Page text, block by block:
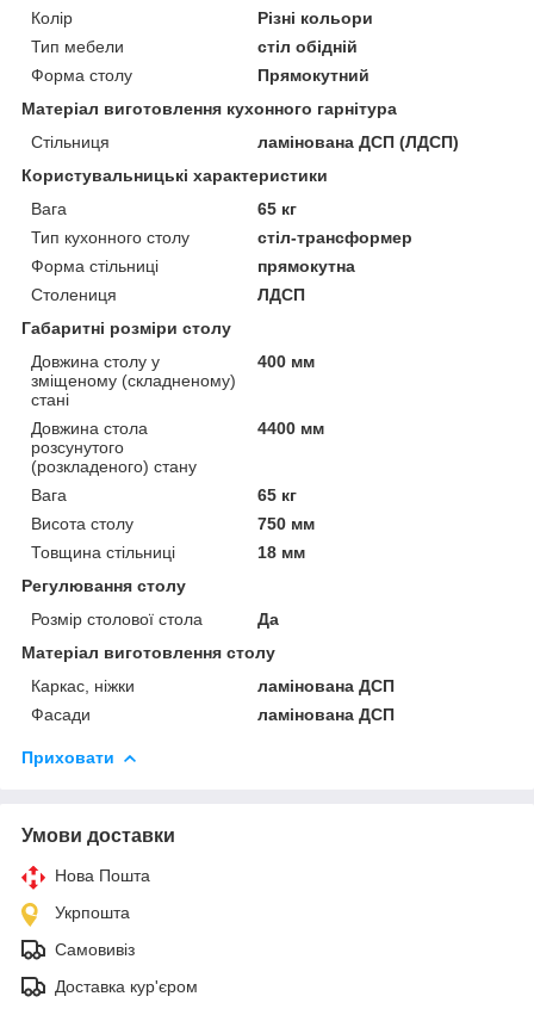
Колір
Різні кольори
Тип мебели
стіл обідній
Форма столу
Прямокутний
Матеріал виготовлення кухонного гарнітура
Стільниця
ламінована ДСП (ЛДСП)
Користувальницькі характеристики
Вага
65 кг
Тип кухонного столу
стіл-трансформер
Форма стільниці
прямокутна
Столениця
ЛДСП
Габаритні розміри столу
Довжина столу у
зміщеному (складненому)
стані
400 мм
Довжина стола
розсунутого
(розкладеного) стану
4400 мм
Вага
65 кг
Висота столу
750 мм
Товщина стільниці
18 мм
Регулювання столу
Розмір столової стола
Да
Матеріал виготовлення столу
Каркас, ніжки
ламінована ДСП
Фасади
ламінована ДСП
Приховати
Умови доставки
Нова Пошта
Укрпошта
Самовивіз
Доставка кур'єром